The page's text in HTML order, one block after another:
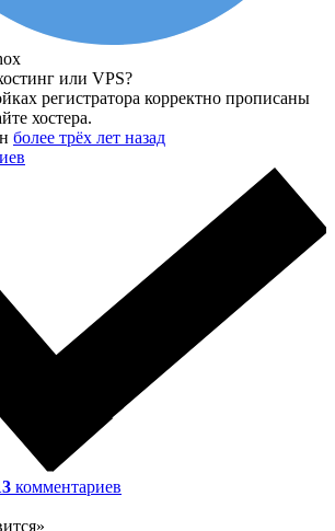
или VPS?
регистратора корректно прописаны
хостера.
более трёх лет назад
комментариев